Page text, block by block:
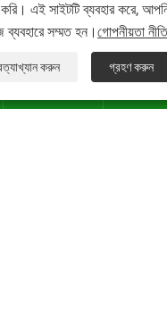

এই সাইটটি ব্যবহার করে,
ব্যবহারে সম্মত হন।গোপনীয়তা
করুন গ্রহণ করুন